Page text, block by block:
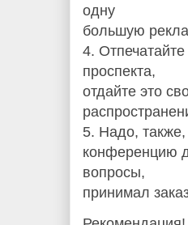
одну
большую
4.
проспекта,
отдайте это
5. Надо,
конференцию
вопросы,
принимал